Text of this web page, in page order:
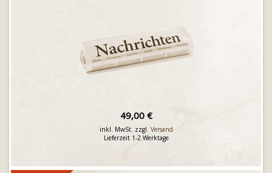
49,00 €
inkl. MwSt. zzgl. Versand
Lieferzeit 1-2 Werktage